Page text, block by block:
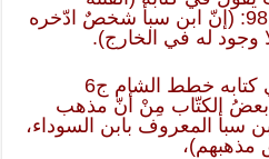
الكبرى) فصل ابن سبأ ص98: (إنّ ابن سبأ شخصٌ ادّخره
وجود له في الخارج).
ويقول محمد كرد علي في كتابه خطط الشام ج6
بعضُ الكتّاب مِنْ أنّ مذهب
سبأ المعروف بابن السوداء،
مذهبهم)،